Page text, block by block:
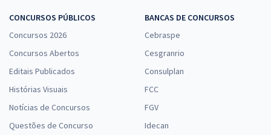
CONCURSOS PÚBLICOS
Concursos 2026
Concursos Abertos
Editais Publicados
Histórias Visuais
Notícias de Concursos
Questões de Concurso
BANCAS DE CONCURSOS
Cebraspe
Cesgranrio
Consulplan
FCC
FGV
Idecan